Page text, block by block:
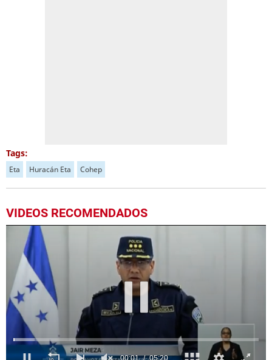
Tags:
Eta Huracán Eta Cohep
VIDEOS RECOMENDADOS